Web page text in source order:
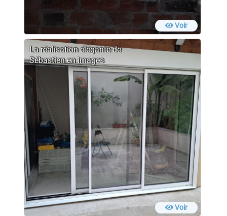
Voir
La réalisation élégante de
Sébastien en images
Voir